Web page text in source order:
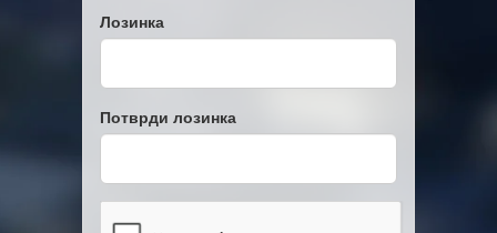
Лозинка
Потврди лозинка